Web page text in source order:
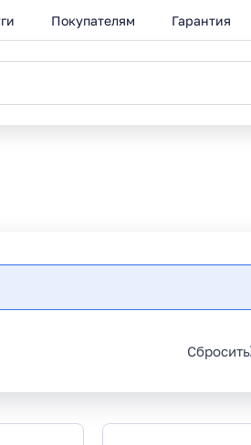
Покупателям Гарантия
Сбросить